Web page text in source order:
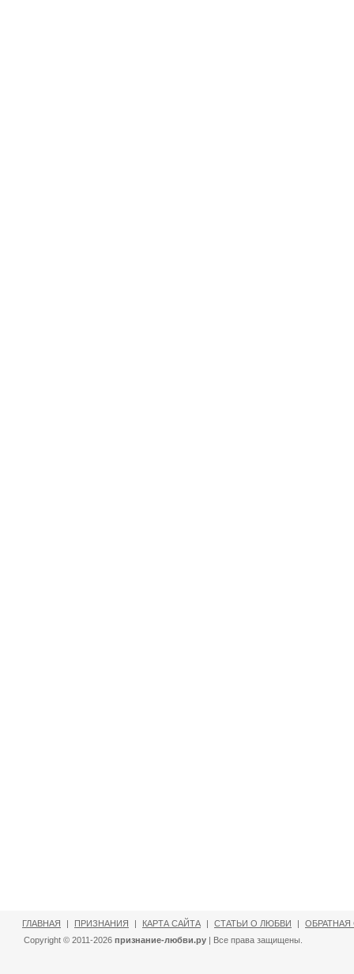
ГЛАВНАЯ | ПРИЗНАНИЯ | КАРТА САЙТА | СТАТЬИ О ЛЮБВИ |
ОБРАТНАЯ
Copyright © 2011-2026 признание-любви.ру | Все права защищены.